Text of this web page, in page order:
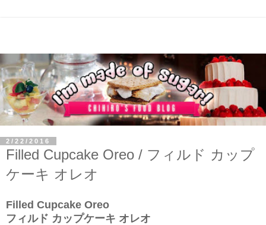
2/22/2016
Filled Cupcake Oreo / フィルド カップ
ケーキ オレオ
Filled Cupcake Oreo
フィルド カップケーキ オレオ